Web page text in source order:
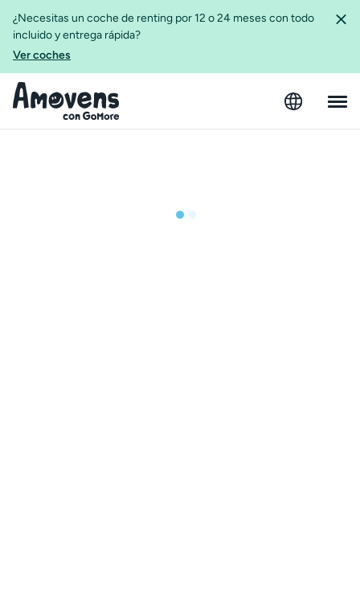
¿Necesitas un coche de renting por 12 o 24 meses con todo
incluido y entrega rápida?
Ver coches